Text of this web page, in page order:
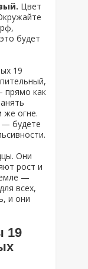
Цвет
будет
19
прямо как
же огне.
— будете
Они
рост и
—
всех,
и они
19